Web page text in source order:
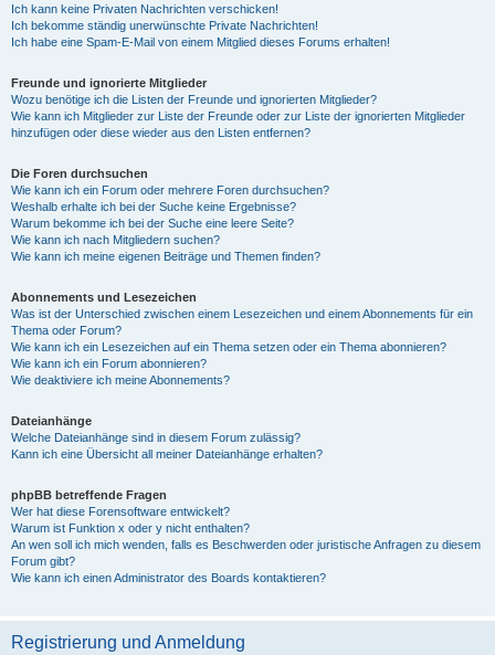
Ich kann keine Privaten Nachrichten verschicken!
Ich bekomme ständig unerwünschte Private Nachrichten!
Ich habe eine Spam-E-Mail von einem Mitglied dieses Forums erhalten!
Freunde und ignorierte Mitglieder
Wozu benötige ich die Listen der Freunde und ignorierten Mitglieder?
Wie kann ich Mitglieder zur Liste der Freunde oder zur Liste der ignorierten Mitglieder
hinzufügen oder diese wieder aus den Listen entfernen?
Die Foren durchsuchen
Wie kann ich ein Forum oder mehrere Foren durchsuchen?
Weshalb erhalte ich bei der Suche keine Ergebnisse?
Warum bekomme ich bei der Suche eine leere Seite?
Wie kann ich nach Mitgliedern suchen?
Wie kann ich meine eigenen Beiträge und Themen finden?
Abonnements und Lesezeichen
Was ist der Unterschied zwischen einem Lesezeichen und einem Abonnements für ein
Thema oder Forum?
Wie kann ich ein Lesezeichen auf ein Thema setzen oder ein Thema abonnieren?
Wie kann ich ein Forum abonnieren?
Wie deaktiviere ich meine Abonnements?
Dateianhänge
Welche Dateianhänge sind in diesem Forum zulässig?
Kann ich eine Übersicht all meiner Dateianhänge erhalten?
phpBB betreffende Fragen
Wer hat diese Forensoftware entwickelt?
Warum ist Funktion x oder y nicht enthalten?
An wen soll ich mich wenden, falls es Beschwerden oder juristische Anfragen zu diesem
Forum gibt?
Wie kann ich einen Administrator des Boards kontaktieren?
Registrierung und Anmeldung